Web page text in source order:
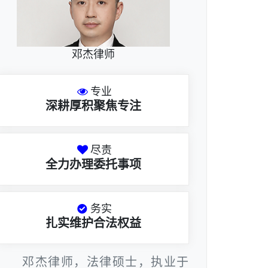
邓杰律师
专业
深耕厚积聚焦专注
尽责
全力办理委托事项
务实
扎实维护合法权益
邓杰律师，法律硕士，执业于